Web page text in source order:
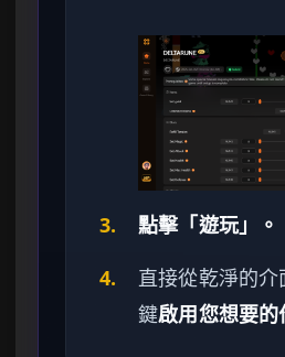
3.
點擊「遊玩」。
4.
直接從乾淨的
鍵啟用您想要的